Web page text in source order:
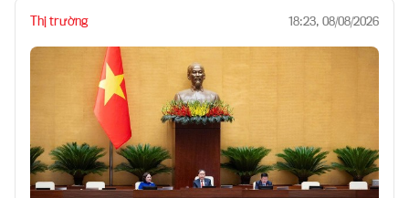
Thị trường 18:23, 08/08/2026